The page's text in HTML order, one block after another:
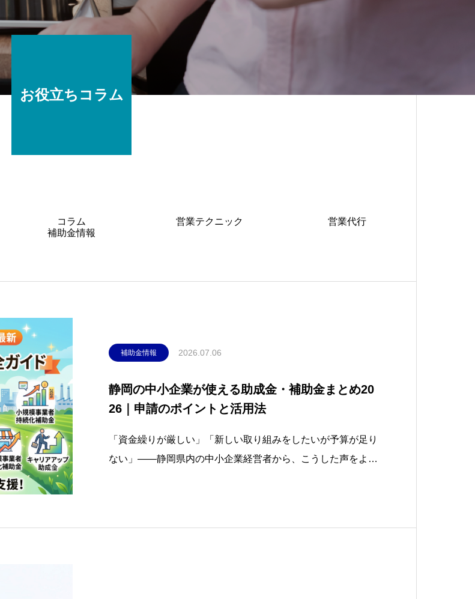
お役立ちコラム
コラム 営業テクニック
営業代行
補助金情報
補助金情報 2026.07.06
静岡の中小企業が使える助成金・補助金まとめ20
26｜申請のポイントと活用法
「資金繰りが厳しい」「新しい取り組みをしたいが予算が足り
ない」——静岡県内の中小企業経営者から、こうした声をよく